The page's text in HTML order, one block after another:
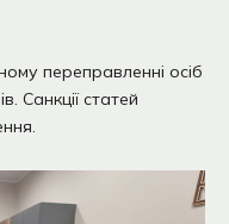
переправленні осіб
Санкції статей